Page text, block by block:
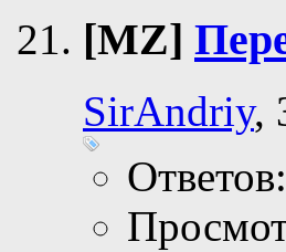
[MZ]
SirAndriy,